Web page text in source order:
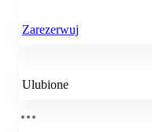
Zarezerwuj
Ulubione